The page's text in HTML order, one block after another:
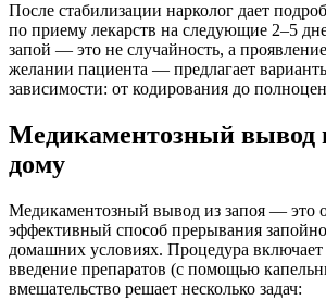
После стабилизации нарколог дает
по приему лекарств на следующие 2–5
запой — это не случайность, а
желании пациента — предлагает
зависимости: от кодирования до
Медикаментозный вывод
дому
Медикаментозный вывод из запоя — это
эффективный способ прерывания
домашних условиях. Процедура
введение препаратов (с помощью
вмешательство решает несколько задач: